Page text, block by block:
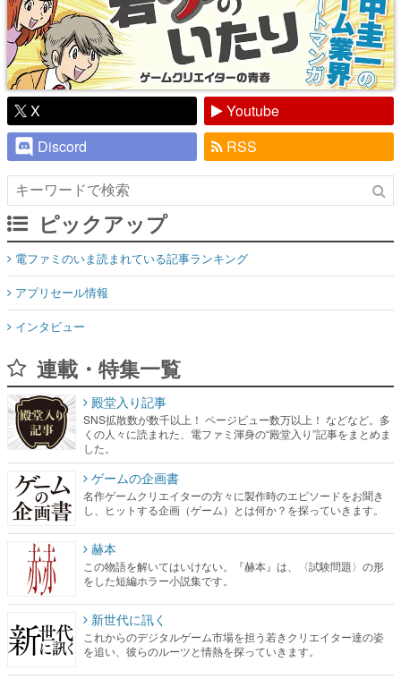
X
Youtube
Discord
RSS
ピックアップ
電ファミのいま読まれている記事ランキング
アプリセール情報
インタビュー
連載・特集一覧
殿堂入り記事
SNS拡散数が数千以上！ ページビュー数万以上！ などなど。多
くの人々に読まれた、電ファミ渾身の“殿堂入り”記事をまとめま
した。
ゲームの企画書
名作ゲームクリエイターの方々に製作時のエピソードをお聞き
し、ヒットする企画（ゲーム）とは何か？を探っていきます。
赫本
この物語を解いてはいけない。『赫本』は、〈試験問題〉の形
をした短編ホラー小説集です。
新世代に訊く
これからのデジタルゲーム市場を担う若きクリエイター達の姿
を追い、彼らのルーツと情熱を探っていきます。